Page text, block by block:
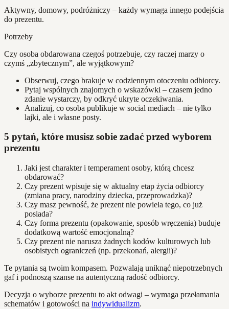
Aktywny, domowy, podróżniczy – każdy wymaga innego podejścia
do prezentu.
Potrzeby
Czy osoba obdarowana czegoś potrzebuje, czy raczej marzy o
czymś „zbytecznym”, ale wyjątkowym?
Obserwuj, czego brakuje w codziennym otoczeniu odbiorcy.
Pytaj wspólnych znajomych o wskazówki – czasem jedno
zdanie wystarczy, by odkryć ukryte oczekiwania.
Analizuj, co osoba publikuje w social mediach – nie tylko
lajki, ale i własne posty.
5 pytań, które musisz sobie zadać przed wyborem
prezentu
Jaki jest charakter i temperament osoby, którą chcesz
obdarować?
Czy prezent wpisuje się w aktualny etap życia odbiorcy
(zmiana pracy, narodziny dziecka, przeprowadzka)?
Czy masz pewność, że prezent nie powiela tego, co już
posiada?
Czy forma prezentu (opakowanie, sposób wręczenia) buduje
dodatkową wartość emocjonalną?
Czy prezent nie narusza żadnych kodów kulturowych lub
osobistych ograniczeń (np. przekonań, alergii)?
Te pytania są twoim kompasem. Pozwalają uniknąć niepotrzebnych
gaf i podnoszą szanse na autentyczną radość odbiorcy.
Decyzja o wyborze prezentu to akt odwagi – wymaga przełamania
schematów i gotowości na indywidualizm.